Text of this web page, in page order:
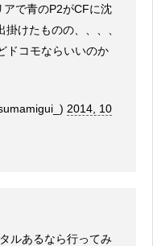
で青のP2がCFに沈
けたものの、、、、
ドコモならいいのか
2014, 10
ルあるなら行ってみ